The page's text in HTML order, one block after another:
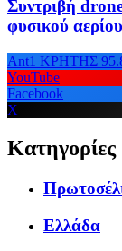
Συντριβή
φυσικού αερίου
Ant1 ΚΡΗΤΗΣ
YouTube
Facebook
X
Κατηγορίες
Ελλάδα